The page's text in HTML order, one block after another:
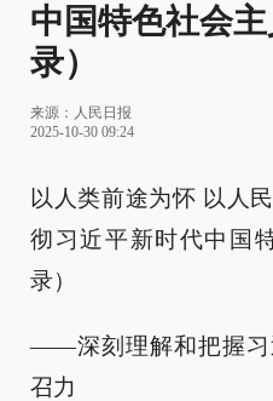
中国特色社会
录）
来源： 人民日报
2025-10-30 09:24
以人类前途为怀 以人
彻习近平新时代中国
录）
——深刻理解和把握习
召力